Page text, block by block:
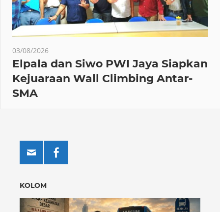
03/08/2026
Elpala dan Siwo PWI Jaya Siapkan
Kejuaraan Wall Climbing Antar-
SMA
KOLOM